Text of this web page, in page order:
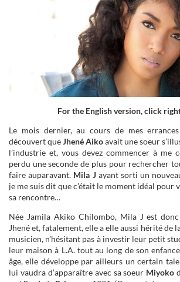
For the English version, click
Le mois dernier, au cours de mes
découvert queJhené Aikoavait une soeur
l’industrie et, vous devez commencer à me
perdu une seconde de plus pour rechercher
faire auparavant. Mila J ayant sorti un
je me suis dit que c’était le moment idéal pour
sa rencontre…
Née Jamila Akiko Chilombo, Mila J est
Jhené et, fatalement, elle a elle aussi hérité de
musicien, n’hésitant pas à investir leur petit
leur maison à L.A. tout au long de son
âge, elle développe par ailleurs un certain
lui vaudra d’apparaître avec sa soeur Miyoko